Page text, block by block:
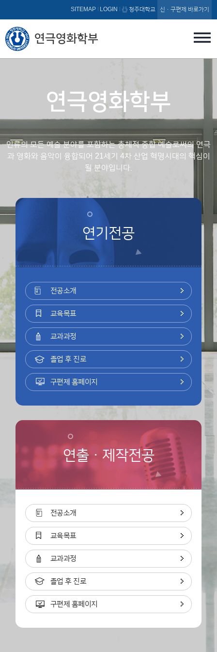
본문 바로가기
연극영화학부
SITEMAP LOGIN 청주대학교 신·구편제 바로가기
연극영화학부
인류의 모든 예술 분야를 포함하는 총체적 종합 예술로써의연극
과 영화와 음악이 융합되어 21세기 4차 산업 혁명시대의 핵심이
될 분야입니다.
연기전공
전공소개
교육목표
교과과정
졸업 후 진로
구편제 홈페이지
연출ㆍ제작전공
전공소개
교육목표
교과과정
졸업 후 진로
구편제 홈페이지